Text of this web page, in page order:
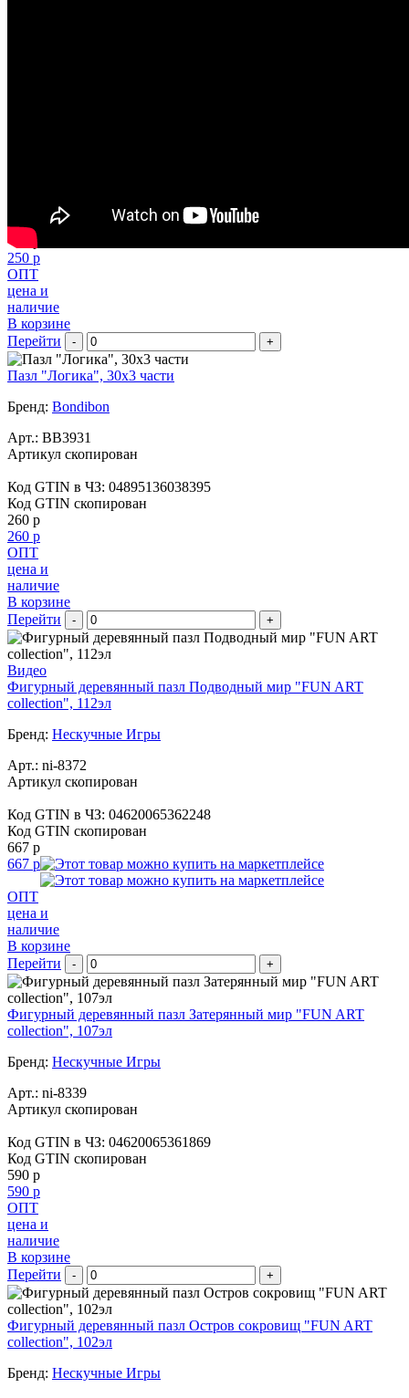
Код GTIN в ЧЗ:
04895136047052
Код GTIN скопирован
250 р
250 р
ОПТ
цена и
наличие
В корзине
Перейти
- +
Пазл "Логика", 30х3 части
Бренд: Bondibon
Арт.: BB3931
Артикул скопирован
Код GTIN в ЧЗ: 04895136038395
Код GTIN скопирован
260 р
260 р
ОПТ
цена и
наличие
В корзине
Перейти
- +
Видео
Фигурный деревянный пазл Подводный мир "FUN ART
collection", 112эл
Бренд: Нескучные Игры
Арт.: ni-8372
Артикул скопирован
Код GTIN в ЧЗ: 04620065362248
Код GTIN скопирован
667 р
667 р
ОПТ
цена и
наличие
В корзине
Перейти
- +
Фигурный деревянный пазл Затерянный мир "FUN ART
collection", 107эл
Бренд: Нескучные Игры
Арт.: ni-8339
Артикул скопирован
Код GTIN в ЧЗ: 04620065361869
Код GTIN скопирован
590 р
590 р
ОПТ
цена и
наличие
В корзине
Перейти
- +
Фигурный деревянный пазл Остров сокровищ "FUN ART
collection", 102эл
Бренд: Нескучные Игры